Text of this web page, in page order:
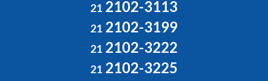
212102-3113
212102-3199
212102-3222
212102-3225